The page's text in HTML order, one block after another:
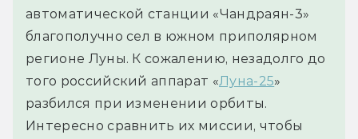
автоматической станции «Чандраян-3»
благополучно сел в южном приполярном
регионе Луны. К сожалению, незадолго до
того российский аппарат «Луна-25»
разбился при изменении орбиты.
Интересно сравнить их миссии, чтобы